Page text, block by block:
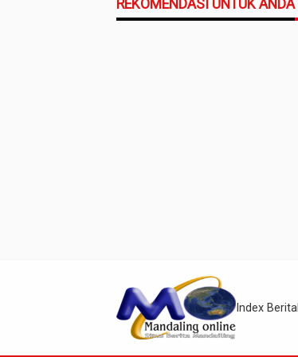
REKOMENDASI UNTUK ANDA
Index Berita